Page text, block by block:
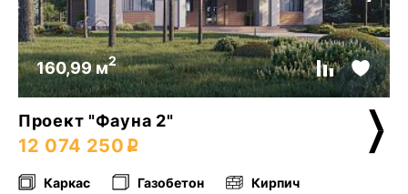
160,99 м2
Проект "Фауна 2"
12 074 250
Каркас Газобетон Кирпич